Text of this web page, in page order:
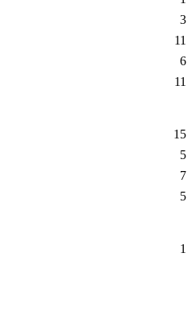
3
11
6
11
15
5
7
5
1